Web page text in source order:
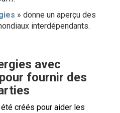
» donne un aperçu des
interdépendants.
avec
fournir des
créés pour aider les